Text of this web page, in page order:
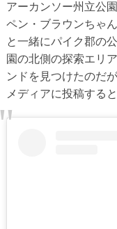
アーカンソー州立公
ペン・ブラウンちゃ
と一緒にパイク郡の
園の北側の探索エリ
ンドを見つけたのだ
メディアに投稿する